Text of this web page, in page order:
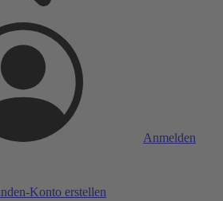
Anmelden
Konto erstellen